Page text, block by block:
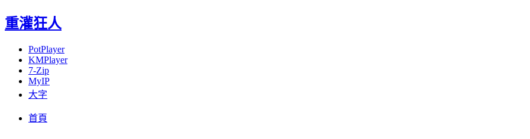
重灌狂人
PotPlayer
KMPlayer
7-Zip
MyIP
大字
首頁